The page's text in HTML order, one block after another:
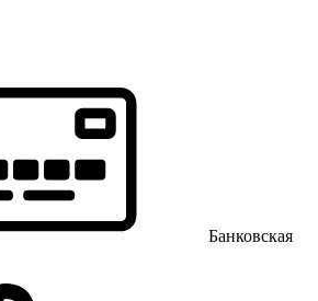
Банковская